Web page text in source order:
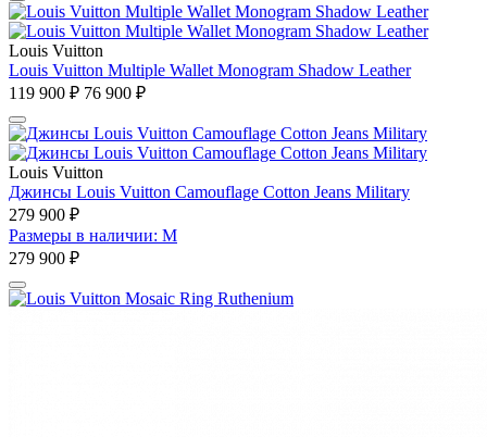
Louis Vuitton
Louis Vuitton Multiple Wallet Monogram Shadow Leather
119 900 ₽ 76 900 ₽
Louis Vuitton
Джинсы Louis Vuitton Camouflage Cotton Jeans Military
279 900 ₽
Размеры в наличии: M
279 900 ₽